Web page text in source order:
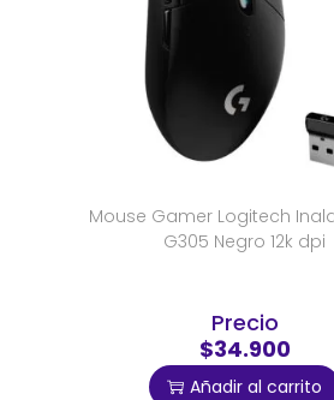
Mouse Gamer Logitech
G305 Negro 12k dpi
Precio
$34.900
Añadir al carrito